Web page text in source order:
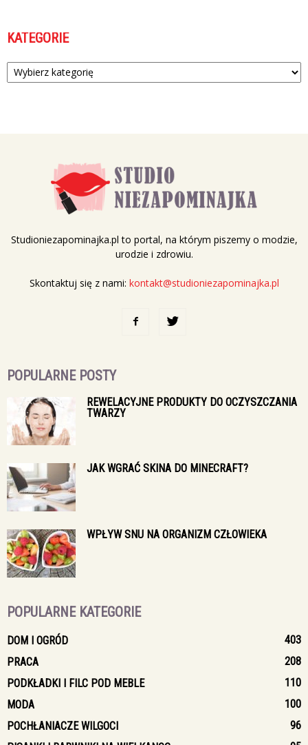
KATEGORIE
Kategorie
Studioniezapominajka.pl to portal, na którym piszemy o modzie,
urodzie i zdrowiu.
Skontaktuj się z nami: kontakt@studioniezapominajka.pl
POPULARNE POSTY
REWELACYJNE PRODUKTY DO OCZYSZCZANIA
TWARZY
JAK WGRAĆ SKINA DO MINECRAFT?
WPŁYW SNU NA ORGANIZM CZŁOWIEKA
POPULARNE KATEGORIE
DOM I OGRÓD
403
PRACA
208
PODKŁADKI I FILC POD MEBLE
110
MODA
100
POCHŁANIACZE WILGOCI
96